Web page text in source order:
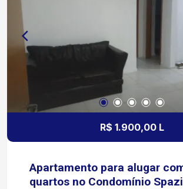
R$ 1.900,00 L
Apartamento para alugar
quartos no Condomínio